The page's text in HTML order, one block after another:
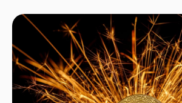
오픈AI 추정 가치보다 높다. FDV는 최대 공급량 기준
발행 일정에 따라 FDV가 실현되기까지는 수년이 걸
(크립토) 상승세 지속 배경엔 ‘후회’하는 기관의 자금
여기에 도널드 트럼프 미국 전 대통령, 유명 투자자
마이크로스트레터지 창업자 등의 발언과 행보가 투심
나오는 중이다. 👉 "비트코인, 지금 들어가도 되나